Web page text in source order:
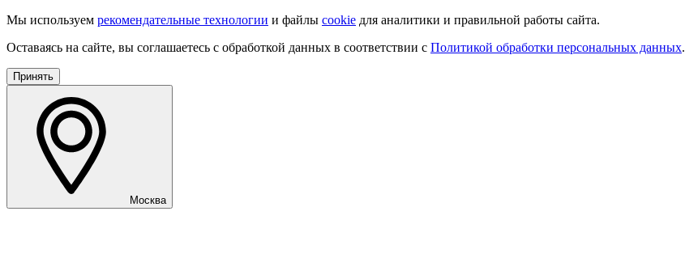
Мы используем рекомендательные технологии и файлы cookie для аналитики и правильной работы сайта.
Оставаясь на сайте, вы соглашаетесь с обработкой данных в соответствии с Политикой обработки персональных данных.
Принять
Москва